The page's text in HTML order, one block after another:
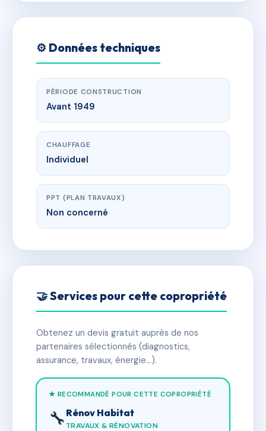
⚙️ Données techniques
PÉRIODE CONSTRUCTION
Avant 1949
CHAUFFAGE
Individuel
PPT (PLAN TRAVAUX)
Non concerné
🤝 Services pour cette copropriété
Obtenez un devis gratuit auprès de nos
partenaires sélectionnés (diagnostics,
assurance, travaux, énergie…).
★ RECOMMANDÉ POUR CETTE COPROPRIÉTÉ
🔧 Rénov Habitat
TRAVAUX & RÉNOVATION